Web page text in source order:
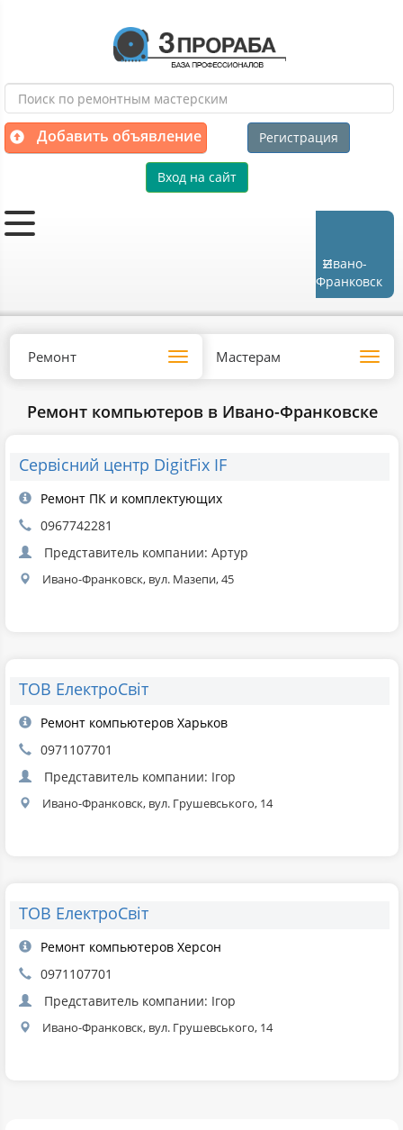
Добавить объявление Регистрация
Вход на сайт
Ивано-
Франковск
Toggle
navigation
Ремонт Мастерам
Ремонт компьютеров в Ивано-Франковске
Сервісний центр DigitFix IF
Ремонт ПК и комплектующих
0967742281
Представитель компании: Артур
Ивано-Франковск, вул. Мазепи, 45
ТОВ ЕлектроСвіт
Ремонт компьютеров Харьков
0971107701
Представитель компании: Ігор
Ивано-Франковск, вул. Грушевського, 14
ТОВ ЕлектроСвіт
Ремонт компьютеров Херсон
0971107701
Представитель компании: Ігор
Ивано-Франковск, вул. Грушевського, 14